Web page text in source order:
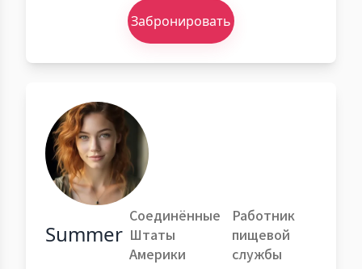
Забронировать
Summer
Соединённые
Штаты
Америки
Работник
пищевой
службы